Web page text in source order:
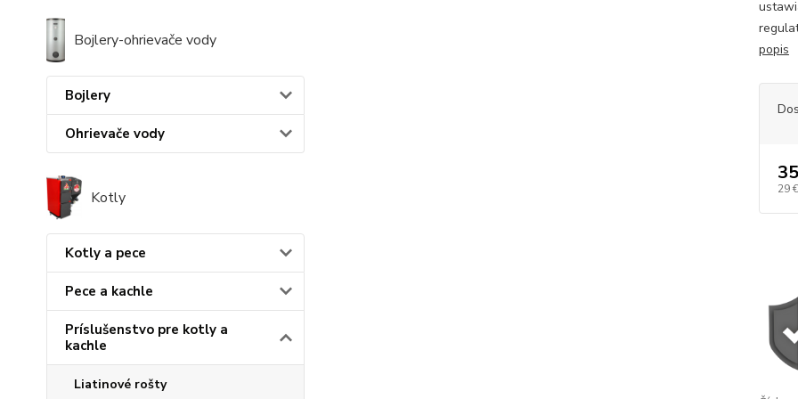
Bojlery-ohrievače vody
Bojlery
Ohrievače vody
Kotly
Kotly a pece
Pece a kachle
Príslušenstvo pre kotly a
kachle
Liatinové rošty
popis
29 €